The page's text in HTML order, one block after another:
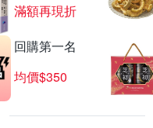
滿額再現折
回購第一名
均價$350